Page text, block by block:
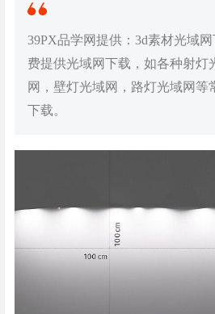
39PX品学网提供：3d素材光域
费提供光域网下载，如各种射灯
网，壁灯光域网，路灯光域网等
下载。